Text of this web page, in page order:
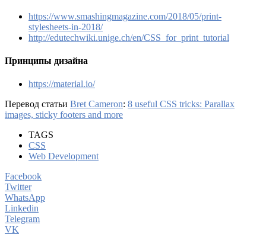
https://www.smashingmagazine.com/2018/05/print-
stylesheets-in-2018/
http://edutechwiki.unige.ch/en/CSS_for_print_tutorial
Принципы дизайна
https://material.io/
Перевод статьи Bret Cameron: 8 useful CSS tricks: Parallax
images, sticky footers and more
TAGS
CSS
Web Development
Facebook
Twitter
WhatsApp
Linkedin
Telegram
VK